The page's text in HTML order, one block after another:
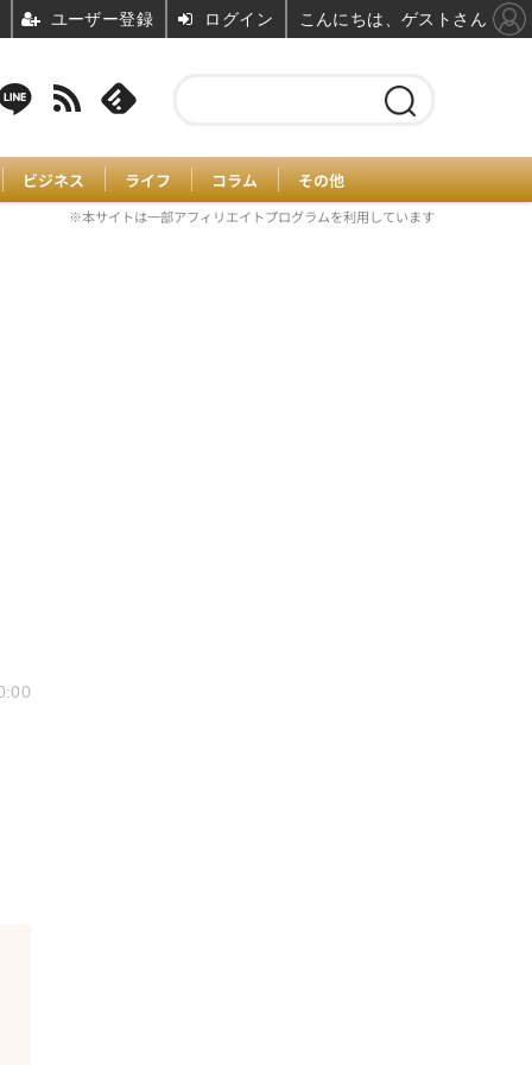
ビジネス ライフ コラム その他
※本サイトは一部アフィリエイトプログラムを利用しています
ユーザー登録 ログイン こんにちは、ゲストさん